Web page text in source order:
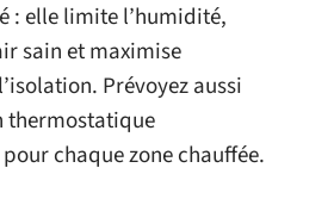
: elle limite l’humidité,
sain et maximise
Prévoyez aussi
thermostatique
chaque zone chauffée.